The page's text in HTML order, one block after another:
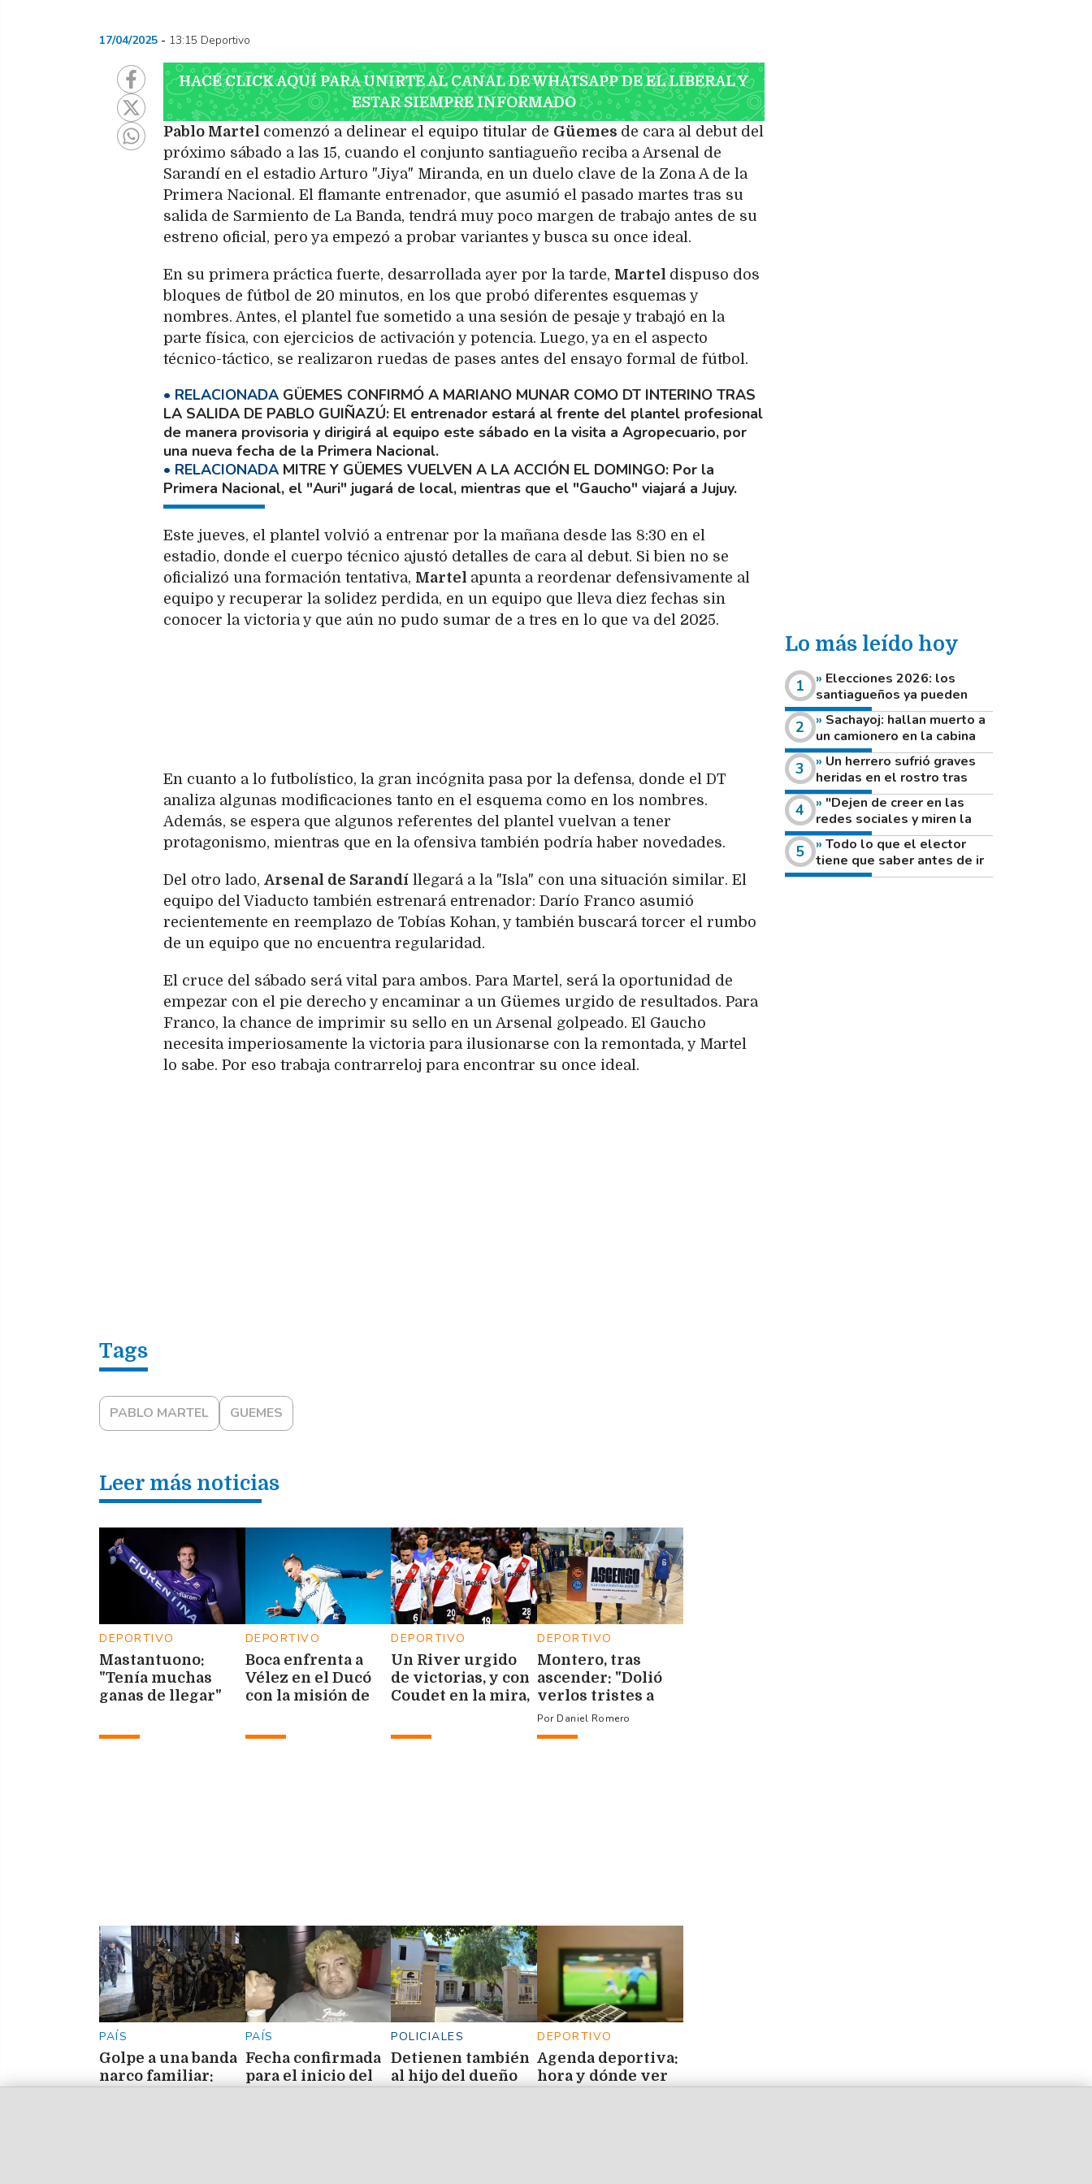
17/04/2025 13:15 Deportivo
HACÉ CLICK AQUÍ PARA UNIRTE AL CANAL DE WHATSAPP DE EL LIBERAL Y
ESTAR SIEMPRE INFORMADO
Pablo Martel comenzó a delinear el equipo titular de Güemes de cara al debut del
próximo sábado a las 15, cuando el conjunto santiagueño reciba a Arsenal de
Sarandí en el estadio Arturo "Jiya" Miranda, en un duelo clave de la Zona A de la
Primera Nacional. El flamante entrenador, que asumió el pasado martes tras su
salida de Sarmiento de La Banda, tendrá muy poco margen de trabajo antes de su
estreno oficial, pero ya empezó a probar variantes y busca su once ideal.
En su primera práctica fuerte, desarrollada ayer por la tarde, Martel dispuso dos
bloques de fútbol de 20 minutos, en los que probó diferentes esquemas y
nombres. Antes, el plantel fue sometido a una sesión de pesaje y trabajó en la
parte física, con ejercicios de activación y potencia. Luego, ya en el aspecto
técnico-táctico, se realizaron ruedas de pases antes del ensayo formal de fútbol.
GÜEMES CONFIRMÓ A MARIANO MUNAR COMO DT INTERINO TRAS
LA SALIDA DE PABLO GUIÑAZÚ El entrenador estará al frente del plantel profesional
de manera provisoria y dirigirá al equipo este sábado en la visita a Agropecuario, por
una nueva fecha de la Primera Nacional.
MITRE Y GÜEMES VUELVEN A LA ACCIÓN EL DOMINGO Por la
Primera Nacional, el "Auri" jugará de local, mientras que el "Gaucho" viajará a Jujuy.
Este jueves, el plantel volvió a entrenar por la mañana desde las 8:30 en el
estadio, donde el cuerpo técnico ajustó detalles de cara al debut. Si bien no se
oficializó una formación tentativa, Martel apunta a reordenar defensivamente al
equipo y recuperar la solidez perdida, en un equipo que lleva diez fechas sin
conocer la victoria y que aún no pudo sumar de a tres en lo que va del 2025.
En cuanto a lo futbolístico, la gran incógnita pasa por la defensa, donde el DT
analiza algunas modificaciones tanto en el esquema como en los nombres.
Además, se espera que algunos referentes del plantel vuelvan a tener
protagonismo, mientras que en la ofensiva también podría haber novedades.
Del otro lado, Arsenal de Sarandí llegará a la "Isla" con una situación similar. El
equipo del Viaducto también estrenará entrenador: Darío Franco asumió
recientemente en reemplazo de Tobías Kohan, y también buscará torcer el rumbo
de un equipo que no encuentra regularidad.
El cruce del sábado será vital para ambos. Para Martel, será la oportunidad de
empezar con el pie derecho y encaminar a un Güemes urgido de resultados. Para
Franco, la chance de imprimir su sello en un Arsenal golpeado. El Gaucho
necesita imperiosamente la victoria para ilusionarse con la remontada, y Martel
lo sabe. Por eso trabaja contrarreloj para encontrar su once ideal.
PABLO MARTEL GUEMES
Leer más noticias
DEPORTIVO
Mastantuono:
"Tenía muchas
ganas de llegar"
DEPORTIVO
Boca enfrenta a
Vélez en el Ducó
con la misión de
DEPORTIVO
Un River urgido
de victorias, y con
Coudet en la mira,
DEPORTIVO
Montero, tras
ascender: "Dolió
verlos tristes a
ellos"
Daniel Romero
PAÍS
Golpe a una banda
narco familiar:
PAÍS
Fecha confirmada
para el inicio del
POLICIALES
Detienen también
al hijo del dueño
DEPORTIVO
Agenda deportiva:
hora y dónde ver
Lo más leído hoy
Elecciones 2026: los
santiagueños ya pueden
consultar dónde votan este
domingo
Sachayoj: hallan muerto a
un camionero en la cabina
de su vehículo a la vera de
un camino rural
Un herrero sufrió graves
heridas en el rostro tras
reventar el disco de una
amoladora
"Dejen de creer en las
redes sociales y miren la
heladera de sus casas": el
fuerte mensaje de una joven
que votó por primera vez
Todo lo que el elector
tiene que saber antes de ir
a votar este domingo